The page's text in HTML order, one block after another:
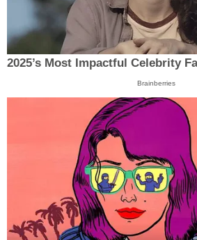
2025’s Most Impactful Celebrity
Brainberries